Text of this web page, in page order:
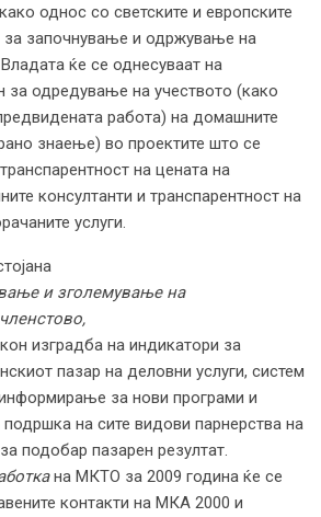
однос со светските и европските
за започнување и одржување на
ќе се однесуваат на
за одредување на учеството (како
работа) на домашните
знаење) во проектите што се
на цената на
консултанти и транспарентност на
услуги.
и зголемување на
изградба на индикатори за
пазар на деловни услуги, систем
за нови програми и
на сите видови парнерства на
подобар пазарен резултат.
на МКТО за 2009 година ќе се
контакти на МКА 2000 и